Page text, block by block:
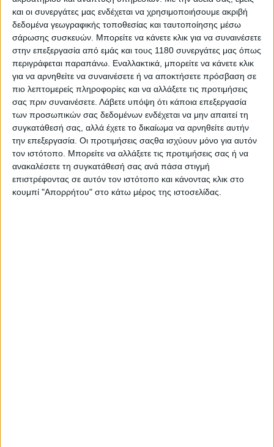
και οι συνεργάτες μας ενδέχεται να χρησιμοποιήσουμε ακριβή
δεδομένα γεωγραφικής τοποθεσίας και ταυτοποίησης μέσω
σάρωσης συσκευών. Μπορείτε να κάνετε κλικ για να συναινέσετε
στην επεξεργασία από εμάς και τους 1180 συνεργάτες μας όπως
περιγράφεται παραπάνω. Εναλλακτικά, μπορείτε να κάνετε κλικ
για να αρνηθείτε να συναινέσετε ή να αποκτήσετε πρόσβαση σε
πιο λεπτομερείς πληροφορίες και να αλλάξετε τις προτιμήσεις
σας πριν συναινέσετε. Λάβετε υπόψη ότι κάποια επεξεργασία
των προσωπικών σας δεδομένων ενδέχεται να μην απαιτεί τη
συγκατάθεσή σας, αλλά έχετε το δικαίωμα να αρνηθείτε αυτήν
την επεξεργασία. Οι προτιμήσεις σαςθα ισχύουν μόνο για αυτόν
τον ιστότοπο. Μπορείτε να αλλάξετε τις προτιμήσεις σας ή να
ανακαλέσετε τη συγκατάθεσή σας ανά πάσα στιγμή
επιστρέφοντας σε αυτόν τον ιστότοπο και κάνοντας κλικ στο
κουμπί "Απορρήτου" στο κάτω μέρος της ιστοσελίδας.
Ευρώπη.
Αυξημένο παρουσιάζεται το καθαρό χρέος του γκρουπ
στο 1,469 εκατομμύρια ευρώ, λόγω του αρνητικού
αποτελέσματος, όπως και της αυξημένης κεφαλαιακής
δέσμευσης. Ένας από τους κύριους λόγους για το
παραπάνω είναι η απαραίτητη υποστήριξη για το
παγκόσμιο δίκτυο dealer. Χάρη στις διορθωτικές
κινήσεις του γκρουπ, το Κεφάλαιο Κίνησης και κατ’
επέκταση το καθαρό χρέος αναμένεται να
επιστρέψουν σε σημαντικά χαμηλότερα επίπεδα μέχρι
το τέλος του 2025.
Το αυστριακό γκρουπ αναμένεται να απολύσει 200